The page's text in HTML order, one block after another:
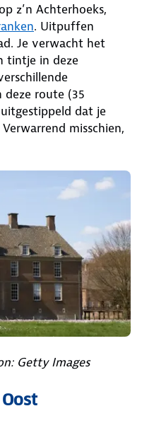
z’n Achterhoeks,
. Uitpuffen
Je verwacht het
tintje in deze
deze route (35
dat je
misschien,
Getty Images